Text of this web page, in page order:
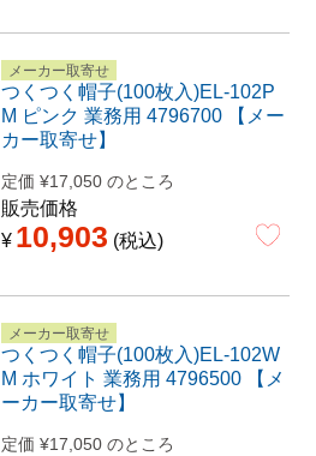
メーカー取寄せ
つくつく帽子(100枚入)EL-102P
M ピンク 業務用 4796700 【メー
カー取寄せ】
定価 ¥17,050 のところ
販売価格
¥ 10,903 税込
メーカー取寄せ
つくつく帽子(100枚入)EL-102W
M ホワイト 業務用 4796500 【メ
ーカー取寄せ】
定価 ¥17,050 のところ